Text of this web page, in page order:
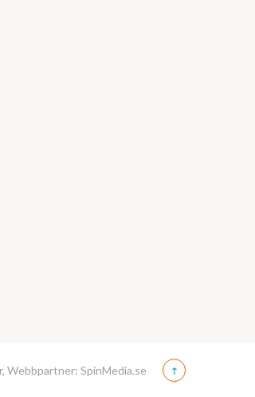
Webbpartner: SpinMedia.se